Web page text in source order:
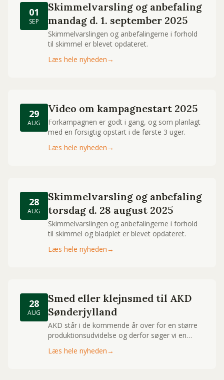
01
SEP
Skimmelvarsling og anbefaling
mandag d. 1. september 2025
Skimmelvarslingen og anbefalingerne i forhold
til skimmel er blevet opdateret.
Læs hele nyheden→
29
AUG
Video om kampagnestart 2025
Forkampagnen er godt i gang, og som planlagt
med en forsigtig opstart i de første 3 uger.
Læs hele nyheden→
28
AUG
Skimmelvarsling og anbefaling
torsdag d. 28 august 2025
Skimmelvarslingen og anbefalingerne i forhold
til skimmel og bladplet er blevet opdateret.
Læs hele nyheden→
28
AUG
Smed eller klejnsmed til AKD
Sønderjylland
AKD står i de kommende år over for en større
produktionsudvidelse og derfor søger vi en
vedligeholdelsesteam på fabrikken i Toftlund.
Læs hele nyheden→